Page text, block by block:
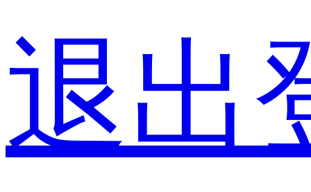
退出